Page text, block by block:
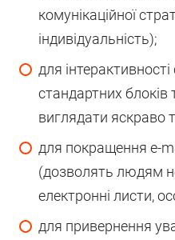
комунікаційної
індивідуальність);
для
стандартних блоків
виглядати яскраво
для покращення е-
(дозволять людям
електронні листи,
для привернення